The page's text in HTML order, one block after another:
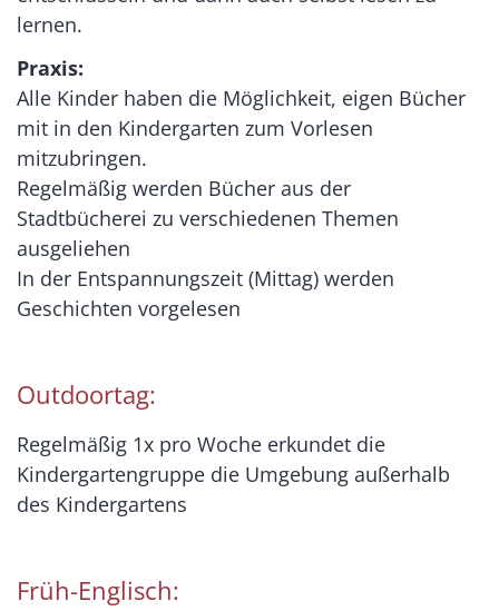
lernen.
Praxis:
Alle Kinder haben die Möglichkeit, eigen Bücher
mit in den Kindergarten zum Vorlesen
mitzubringen.
Regelmäßig werden Bücher aus der
Stadtbücherei zu verschiedenen Themen
ausgeliehen
In der Entspannungszeit (Mittag) werden
Geschichten vorgelesen
Outdoortag:
Regelmäßig 1x pro Woche erkundet die
Kindergartengruppe die Umgebung außerhalb
des Kindergartens
Früh-Englisch: